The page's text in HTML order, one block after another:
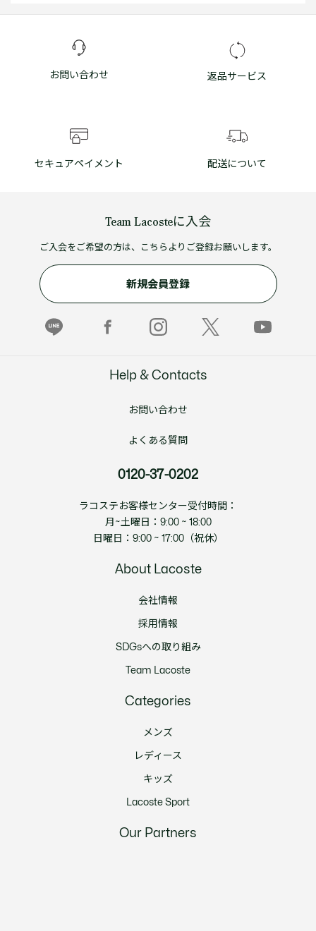
お問い合わせ 返品サービス
セキュアペイメント 配送について
Team Lacosteに入会
ご入会をご希望の方は、こちらよりご登録お願いします。
新規会員登録
Help & Contacts
お問い合わせ
よくある質問
0120-37-0202
ラコステお客様センター受付時間：
月~土曜日：9:00 ~ 18:00
日曜日：9:00 ~ 17:00（祝休）
About Lacoste
会社情報
採用情報
SDGsへの取り組み
Team Lacoste
Categories
メンズ
レディース
キッズ
Lacoste Sport
Our Partners